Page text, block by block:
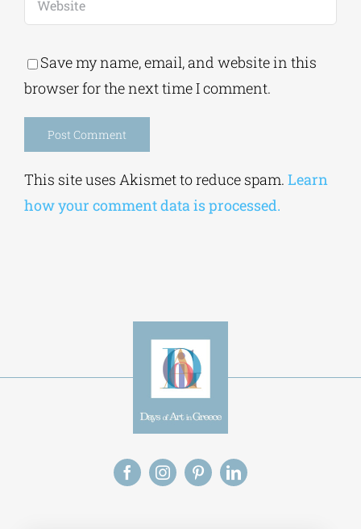
Save my name, email, and website in this
browser for the next time I comment.
This site uses Akismet to reduce spam. Learn
how your comment data is processed.